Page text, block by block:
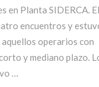
en Planta SIDERCA.
encuentros y
operarios con
y mediano plazo.
…